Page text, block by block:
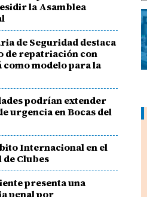
la Asamblea
de Seguridad destaca
de repatriación con
como modelo para la
podrían extender
urgencia en Bocas del
Internacional en el
Clubes
presenta una
penal por